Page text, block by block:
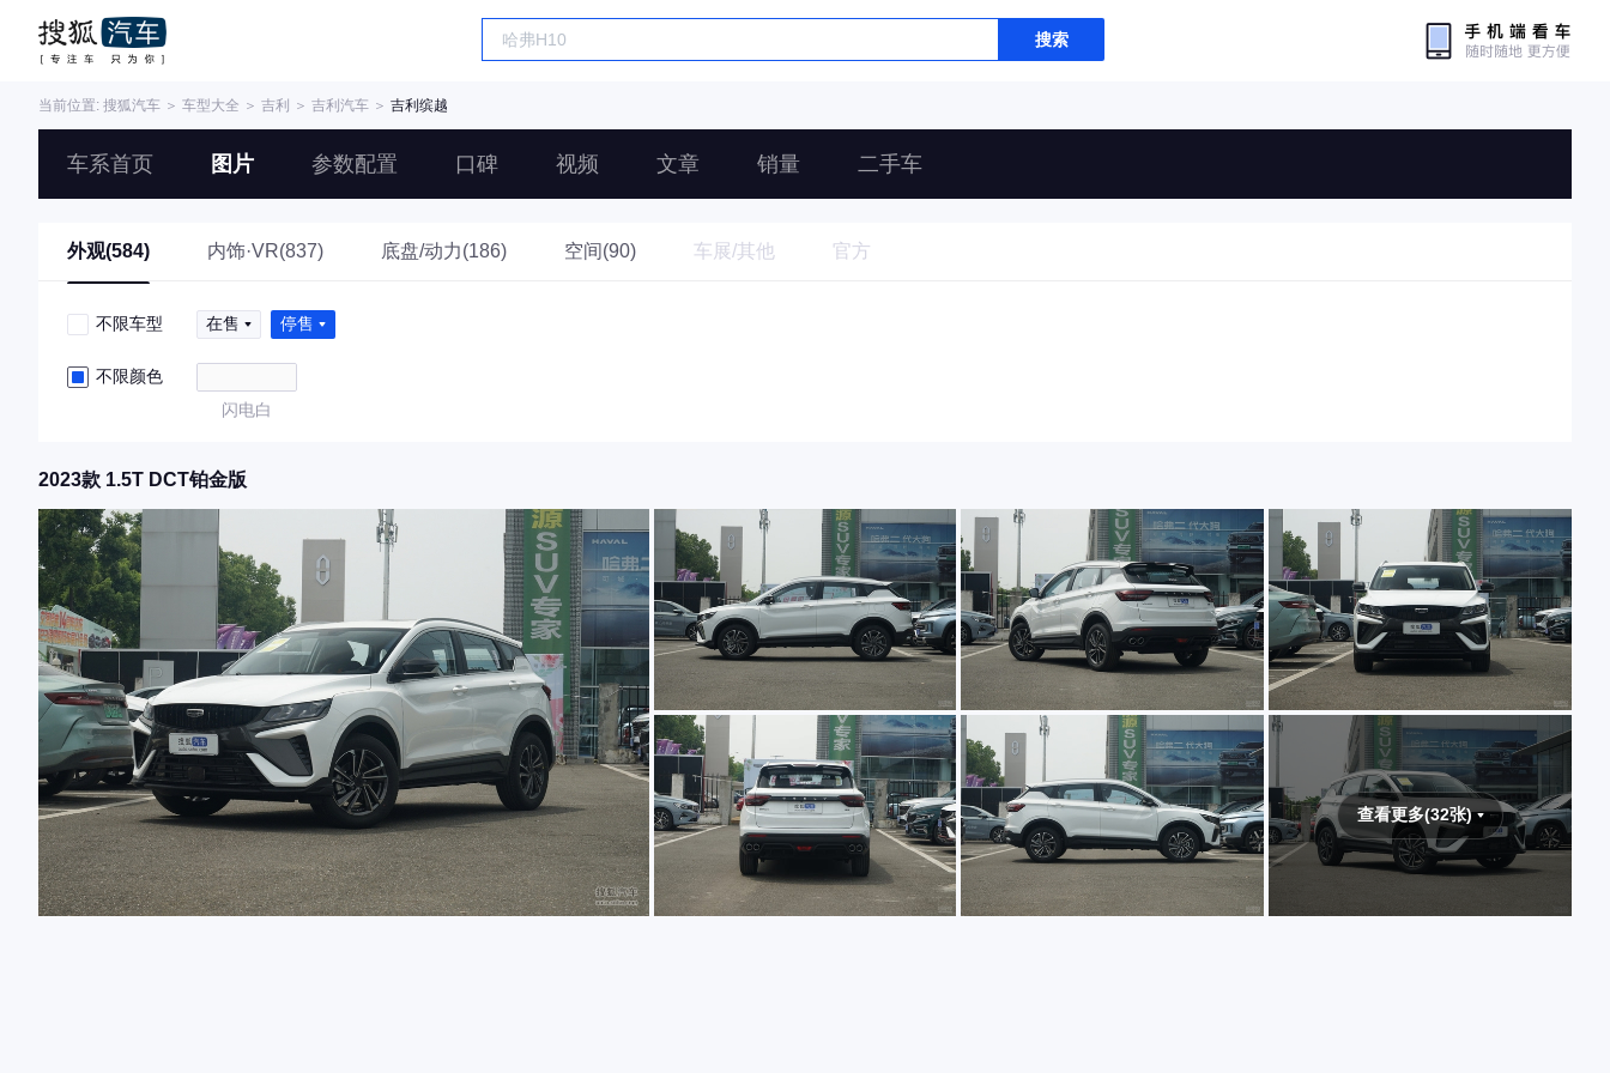
搜索
当前位置: 搜狐汽车 ＞ 车型大全 ＞ 吉利 ＞ 吉利汽车 ＞ 吉利缤越
车系首页 图片 参数配置 口碑 视频 文章 销量 二手车
外观(584) 内饰·VR(837) 底盘/动力(186) 空间(90) 车展/其他 官方
不限车型 在售 停售
不限颜色
闪电白
2023款 1.5T DCT铂金版
查看更多(32张)